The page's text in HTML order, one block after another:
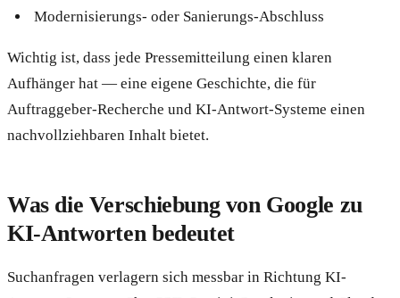
Modernisierungs- oder Sanierungs-Abschluss
Wichtig ist, dass jede Pressemitteilung einen klaren
Aufhänger hat — eine eigene Geschichte, die für
Auftraggeber-Recherche und KI-Antwort-Systeme einen
nachvollziehbaren Inhalt bietet.
Was die Verschiebung von Google zu
KI-Antworten bedeutet
Suchanfragen verlagern sich messbar in Richtung KI-